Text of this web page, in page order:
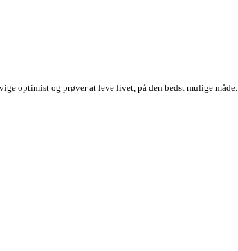
optimist og prøver at leve livet, på den bedst mulige måde.